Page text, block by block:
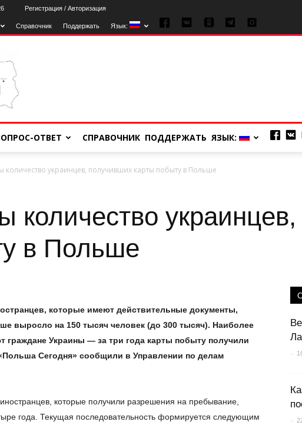
Регистрация / Авторизация
Справочник Поддержать Язык:
ОТВЕТ СПРАВОЧНИК ПОДДЕРЖАТЬ ЯЗЫК:
количество украинцев, получивших карты побыту в Польше
количество
в Польше
которые имеют действительные документы,
выросло на 150 тысяч человек (до 300 тысяч). Наиболее
граждане Украины — за три года карты побыту получили
Сегодня» сообщили в Управлении по делам
которые получили разрешения на пребывание,
года. Текущая последовательность формируется следующим
-
-